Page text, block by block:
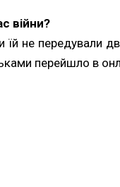
війни?
їй не
перейшло в